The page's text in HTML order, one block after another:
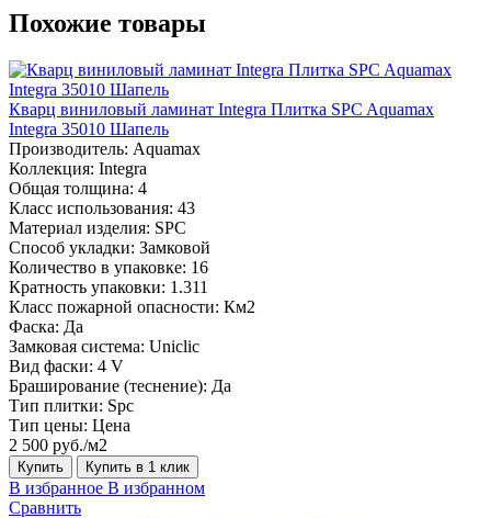
Похожие товары
Кварц виниловый ламинат Integra Плитка SPC Aquamax
Integra 35010 Шапель
Производитель: Aquamax
Коллекция: Integra
Общая толщина: 4
Класс использования: 43
Материал изделия: SPC
Способ укладки: Замковой
Количество в упаковке: 16
Кратность упаковки: 1.311
Класс пожарной опасности: Км2
Фаска: Да
Замковая система: Uniclic
Вид фаски: 4 V
Браширование (теснение): Да
Тип плитки: Spc
Тип цены: Цена
2 500 руб./м2
Купить Купить в 1 клик
В избранное В избранном
Сравнить